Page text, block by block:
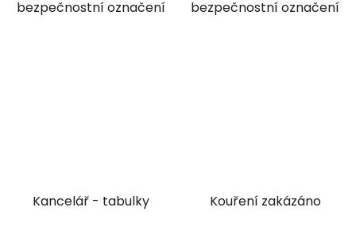
bezpečnostní označení
bezpečnostní označení
Kancelář - tabulky Kouření zakázáno